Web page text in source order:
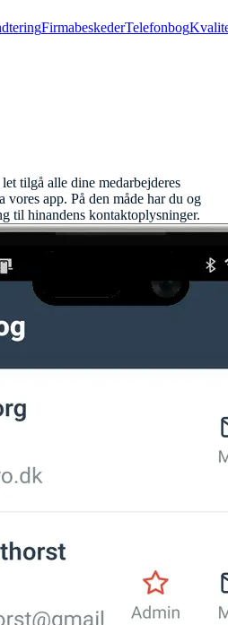
FirmabeskederTelefonbog
tilgå alle dine medarbejderes
app. På den måde har du og
til hinandens kontaktoplysninger.